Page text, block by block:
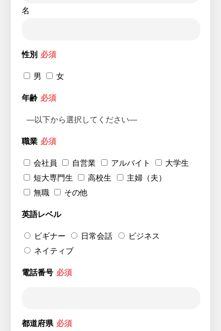
名
性別 必須
男 女
年齢 必須
職業 必須
会社員 自営業 アルバイト
大学生
短大専門生
高校生
主婦（夫）
無職
その他
英語レベル
ビギナー 日常会話
ビジネス
ネイティブ
電話番号 必須
都道府県 必須